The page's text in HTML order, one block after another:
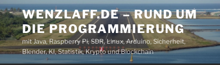
Zum
Inhalt
springen
WENZLAFF.DE – RUND UM
DIE PROGRAMMIERUNG
mit Java, Raspberry Pi, SDR, Linux, Arduino, Sicherheit,
Blender, KI, Statistik, Krypto und Blockchain